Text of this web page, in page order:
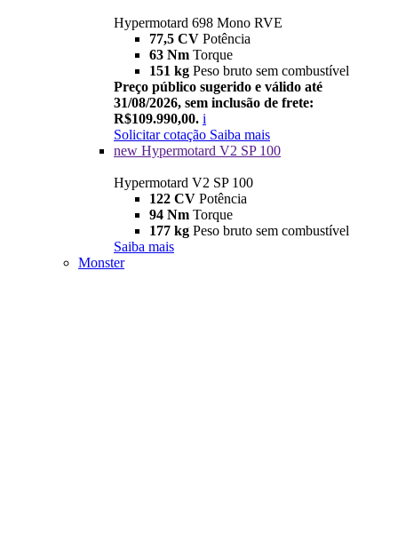
Hypermotard 698 Mono RVE
77,5 CV Potência
63 Nm Torque
151 kg Peso bruto sem combustível
Preço público sugerido e válido até
31/08/2026, sem inclusão de frete:
R$109.990,00. i
Solicitar cotação Saiba mais
new Hypermotard V2 SP 100
Hypermotard V2 SP 100
122 CV Potência
94 Nm Torque
177 kg Peso bruto sem combustível
Saiba mais
Monster